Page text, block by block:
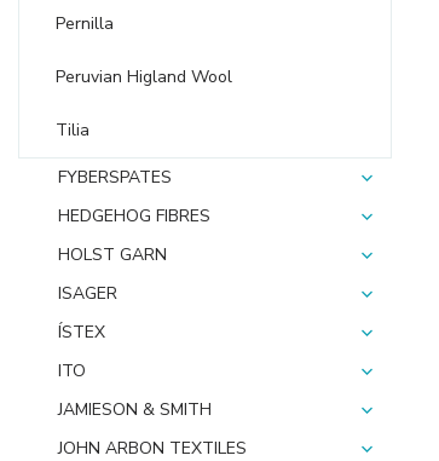
Pernilla
Peruvian Higland Wool
Tilia
FYBERSPATES
HEDGEHOG FIBRES
HOLST GARN
ISAGER
ÍSTEX
ITO
JAMIESON & SMITH
JOHN ARBON TEXTILES